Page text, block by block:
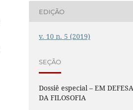
EDIÇÃO
v. 10 n. 5 (2019)
SEÇÃO
Dossiê especial – EM
DA FILOSOFIA